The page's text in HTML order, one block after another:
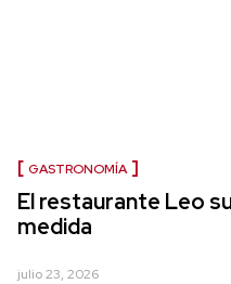
GASTRONOMÍA
El restaurante Leo
medida
julio 23, 2026